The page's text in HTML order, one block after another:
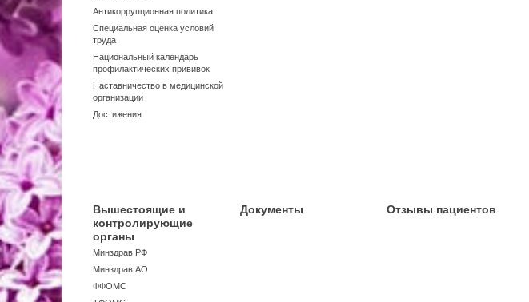
Антикоррупционная политика
Специальная оценка условий
труда
Национальный календарь
профилактических прививок
Наставничество в медицинской
организации
Достижения
Вышестоящие и
контролирующие
органы
Минздрав РФ
Минздрав АО
ФФОМС
Документы Отзывы пациентов